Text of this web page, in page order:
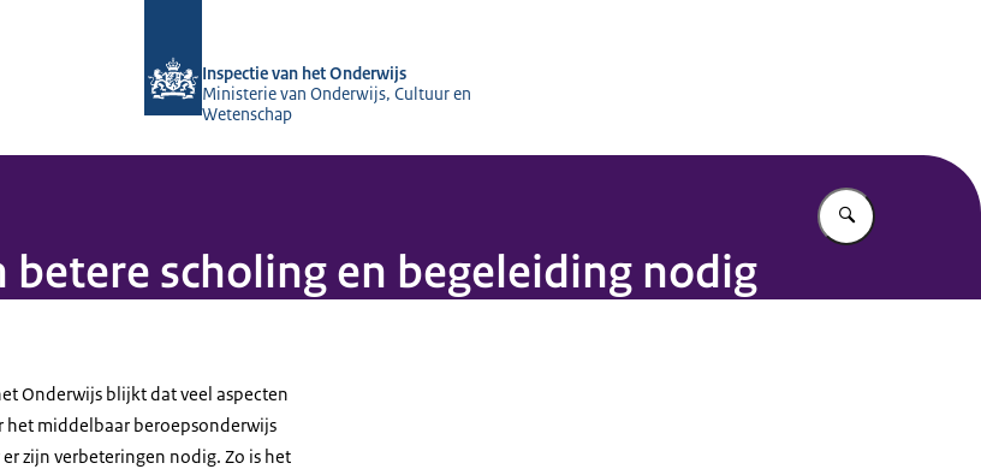
Inspectie van het Onderwijs
Ministerie van Onderwijs, Cultuur en
Wetenschap
Vul in wat u
scholing en begeleiding nodig
Onderwijs blijkt dat veel aspecten
het middelbaar beroepsonderwijs
zijn verbeteringen nodig. Zo is het